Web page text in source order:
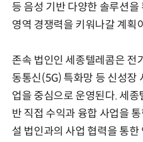
등 음성 기반 다양한 솔루션
영역 경쟁력을 키워나갈 계획
존속 법인인 세종텔레콤은 전
동통신(5G) 특화망 등 신성장
업을 중심으로 운영된다. 세종
반 직접 수익과 융합 사업을
설 법인과의 사업 협력을 통